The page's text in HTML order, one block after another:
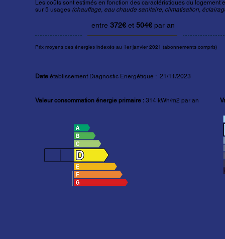
Les coûts sont estimés en fonction des caractéristiques du logement
sur 5 usages (chauffage, eau chaude sanitaire, climatisation,
entre 372€ et 504€ par an
Prix moyens des énergies indexés au 1er janvier 2021 (abonnements compris)
Date établissement Diagnostic Energétique : 21/11 /2023
Valeur consommation énergie primaire : 314 kWh/m2 par an